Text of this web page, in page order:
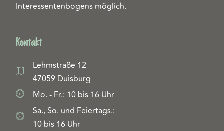
Interessentenbogens möglich.
Kontakt
Lehmstraße 12
47059 Duisburg
Mo. - Fr.: 10 bis 16 Uhr
Sa., So. und Feiertags.:
10 bis 16 Uhr